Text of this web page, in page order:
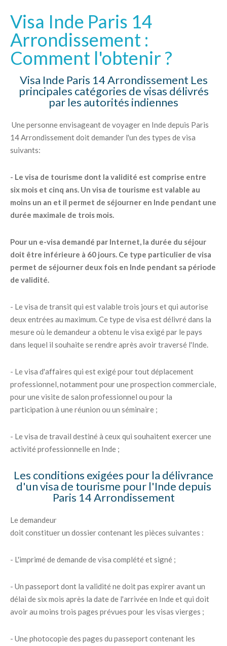
Visa Inde Paris 14
Arrondissement :
Comment l'obtenir ?
Visa Inde Paris 14 Arrondissement Les
principales catégories de visas délivrés
par les autorités indiennes
Une personne envisageant de voyager en Inde depuis Paris
14 Arrondissement doit demander l'un des types de visa
suivants:
- Le visa de tourisme dont la validité est comprise entre
six mois et cinq ans. Un visa de tourisme est valable au
moins un an et il permet de séjourner en Inde pendant une
durée maximale de trois mois.
Pour un e-visa demandé par Internet, la durée du séjour
doit être inférieure à 60 jours. Ce type particulier de visa
permet de séjourner deux fois en Inde pendant sa période
de validité.
- Le visa de transit qui est valable trois jours et qui autorise
deux entrées au maximum. Ce type de visa est délivré dans la
mesure où le demandeur a obtenu le visa exigé par le pays
dans lequel il souhaite se rendre après avoir traversé l'Inde.
- Le visa d'affaires qui est exigé pour tout déplacement
professionnel, notamment pour une prospection commerciale,
pour une visite de salon professionnel ou pour la
participation à une réunion ou un séminaire ;
- Le visa de travail destiné à ceux qui souhaitent exercer une
activité professionnelle en Inde ;
Les conditions exigées pour la délivrance
d'un visa de tourisme pour l'Inde depuis
Paris 14 Arrondissement
Le demandeur
doit constituer un dossier contenant les pièces suivantes :
- L'imprimé de demande de visa complété et signé ;
- Un passeport dont la validité ne doit pas expirer avant un
délai de six mois après la date de l'arrivée en Inde et qui doit
avoir au moins trois pages prévues pour les visas vierges ;
- Une photocopie des pages du passeport contenant les